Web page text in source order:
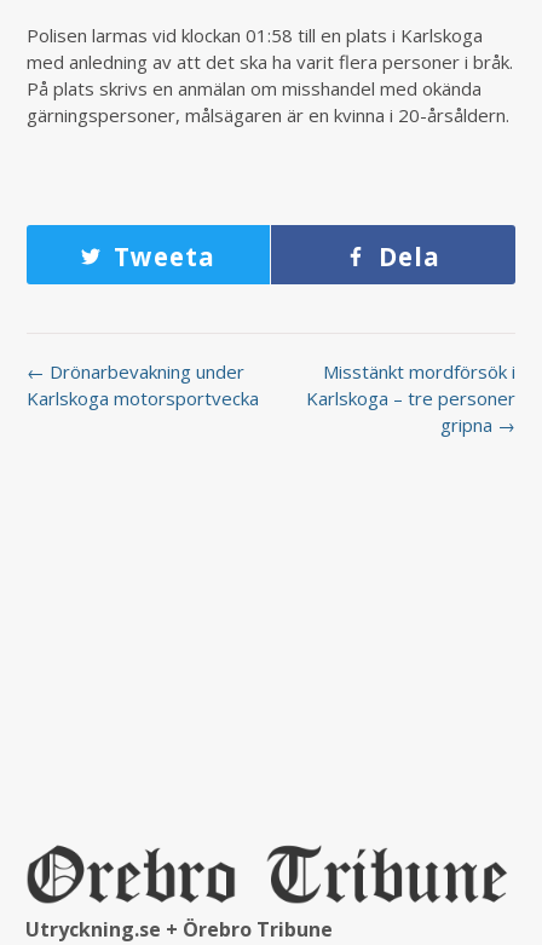
Polisen larmas vid klockan 01:58 till en plats i Karlskoga
med anledning av att det ska ha varit flera personer i bråk.
På plats skrivs en anmälan om misshandel med okända
gärningspersoner, målsägaren är en kvinna i 20-årsåldern.
Tweeta Dela
← Drönarbevakning under
Karlskoga motorsportvecka
Misstänkt mordförsök i
Karlskoga – tre personer
gripna →
Utryckning.se + Örebro Tribune